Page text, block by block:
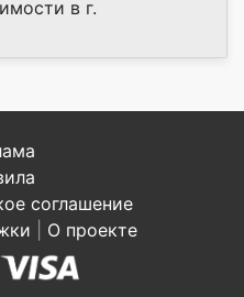
в г.
соглашение
О проекте